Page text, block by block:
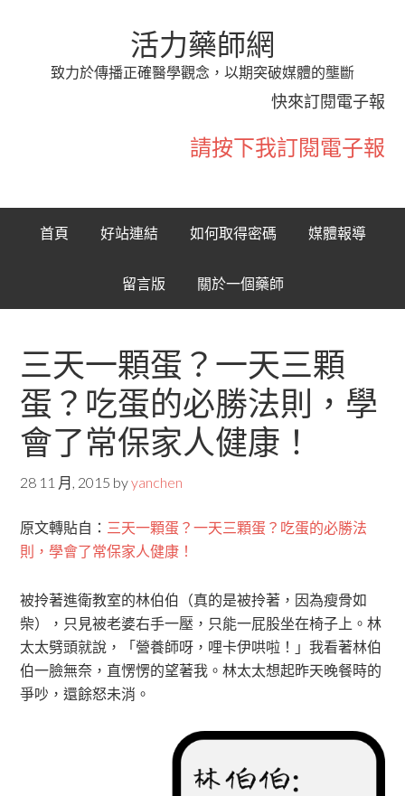
活力藥師網
致力於傳播正確醫學觀念，以期突破媒體的壟斷
快來訂閱電子報
請按下我訂閱電子報
首頁 好站連結 如何取得密碼 媒體報導
留言版 關於一個藥師
三天一顆蛋？一天三顆
蛋？吃蛋的必勝法則，學
會了常保家人健康！
28 11 月, 2015 byyanchen
原文轉貼自： 三天一顆蛋？一天三顆蛋？吃蛋的必勝法
則，學會了常保家人健康！
被拎著進衛教室的林伯伯（真的是被拎著，因為瘦骨如
柴），只見被老婆右手一壓，只能一屁股坐在椅子上。林
太太劈頭就說，「營養師呀，哩卡伊哄啦！」我看著林伯
伯一臉無奈，直愣愣的望著我。林太太想起昨天晚餐時的
爭吵，還餘怒未消。